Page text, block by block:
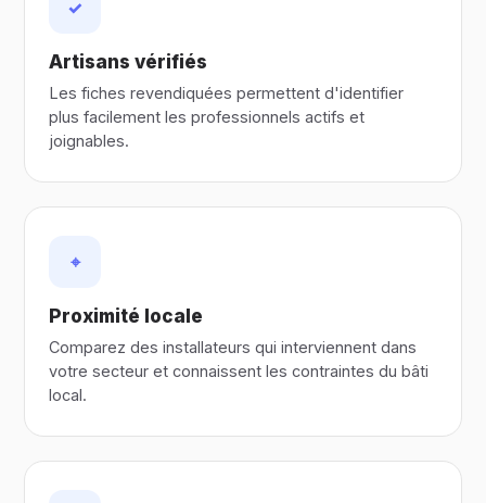
✓
Artisans vérifiés
Les fiches revendiquées permettent d'identifier
plus facilement les professionnels actifs et
joignables.
⌖
Proximité locale
Comparez des installateurs qui interviennent dans
votre secteur et connaissent les contraintes du bâti
local.